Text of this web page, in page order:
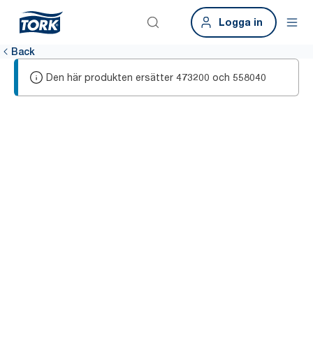
Logga in
Back
Den här produkten ersätter 473200 och 558040